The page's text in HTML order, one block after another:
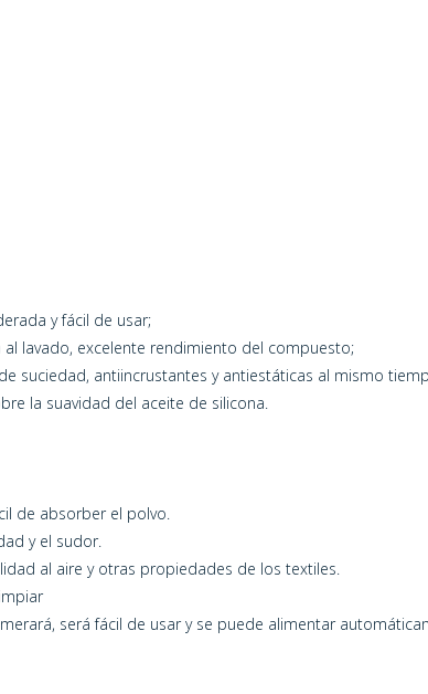
y fácil de usar;
lavado, excelente rendimiento del compuesto;
suciedad, antiincrustantes y antiestáticas al mismo
la suavidad del aceite de silicona.
de absorber el polvo.
y el sudor.
al aire y otras propiedades de los textiles.
será fácil de usar y se puede alimentar